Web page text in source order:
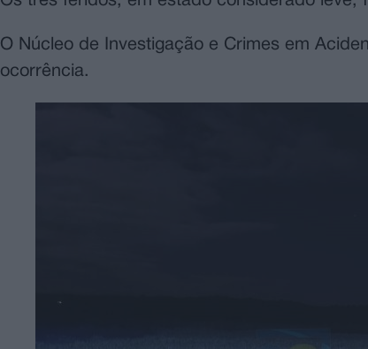
O Núcleo de Investigação e Crimes em
ocorrência.